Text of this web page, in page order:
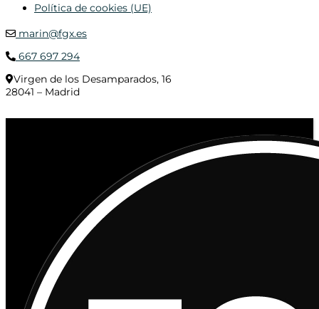
Política de cookies (UE)
marin@fgx.es
667 697 294
Virgen de los Desamparados, 16
28041 – Madrid